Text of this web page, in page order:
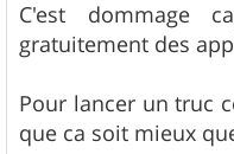
C'est dommage
gratuitement des
Pour lancer un truc
que ca soit mieux